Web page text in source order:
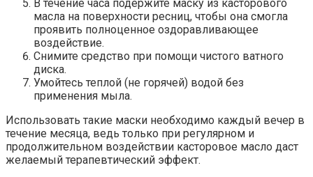
В течение часа подержите маску из касторового
масла на поверхности ресниц, чтобы она смогла
проявить полноценное оздоравливающее
воздействие.
Снимите средство при помощи чистого ватного
диска.
Умойтесь теплой (не горячей) водой без
применения мыла.
Использовать такие маски необходимо каждый вечер в
течение месяца, ведь только при регулярном и
продолжительном воздействии касторовое масло даст
желаемый терапевтический эффект.